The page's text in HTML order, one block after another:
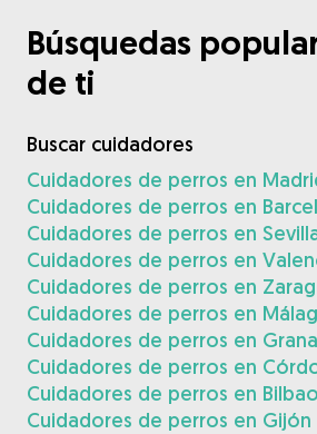
Búsquedas
de ti
Buscar cuidadores
Cuidadores de perros en
Cuidadores de perros en
Cuidadores de perros en
Cuidadores de perros en
Cuidadores de perros en
Cuidadores de perros en
Cuidadores de perros en
Cuidadores de perros en
Cuidadores de perros en Bilbao
Cuidadores de perros en Gijón